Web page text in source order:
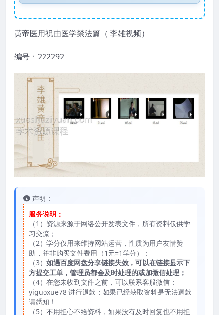
黄帝医用祝由医学禁法篇（ 李雄视频）
编号：222292
声明：
服务说明：
（1）资源来源于网络公开发表文件，所有资料仅供学
习交流；
（2）学分仅用来维持网站运营，性质为用户友情赞
助，并非购买文件费用（1元=1学分）；
（3） 如遇百度网盘分享链接失效，可以在链接显示下
方提交工单，管理员都会及时处理的或加微信处理；
（4）在您未收到文件之前，可以联系客服微信：
yiguoxue78 进行退款；如果已经获取资料是无法退款
请悉知！
（5）不用担心不给资料，如果没有及时回复也不用担